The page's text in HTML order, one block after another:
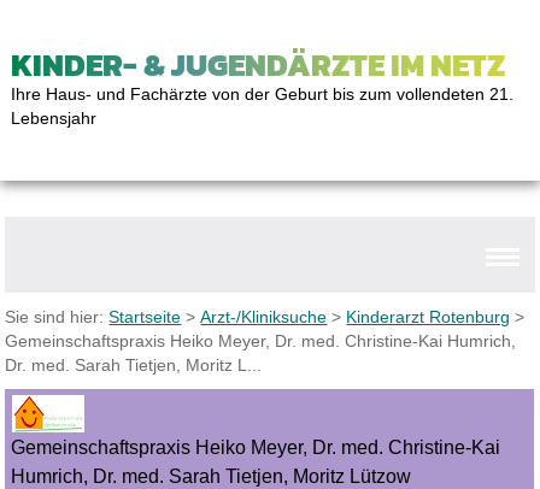
KINDER- & JUGENDÄRZTE IM NETZ
Ihre Haus- und Fachärzte von der Geburt bis zum vollendeten 21.
Lebensjahr
Sie sind hier:Startseite >Arzt-/Kliniksuche > Kinderarzt Rotenburg >
Gemeinschaftspraxis Heiko Meyer, Dr. med. Christine-Kai Humrich,
Dr. med. Sarah Tietjen, Moritz L...
Gemeinschaftspraxis Heiko Meyer, Dr. med. Christine-Kai
Humrich, Dr. med. Sarah Tietjen, Moritz Lützow